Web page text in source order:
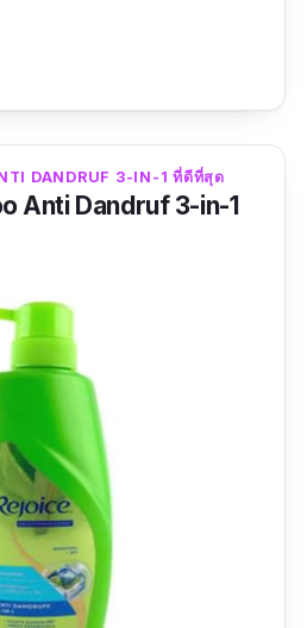
DANDRUF 3-IN-1 ที่ดีที่สุด
Anti Dandruf 3-in-1